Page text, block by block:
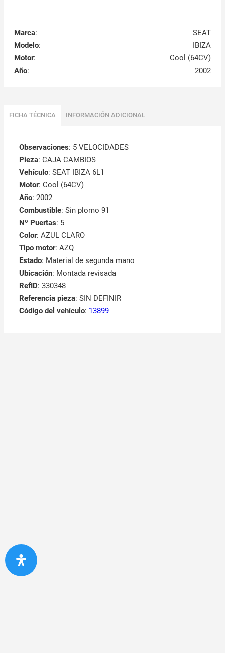
Marca:
SEAT
Modelo:
IBIZA
Motor:
Cool (64CV)
Año: 2002
FICHA TÉCNICA INFORMACIÓN ADICIONAL
Observaciones: 5 VELOCIDADES
Pieza: CAJA CAMBIOS
Vehículo: SEAT IBIZA 6L1
Motor: Cool (64CV)
Año: 2002
Combustible: Sin plomo 91
Nº Puertas: 5
Color: AZUL CLARO
Tipo motor: AZQ
Estado: Material de segunda mano
Ubicación: Montada revisada
RefID: 330348
Referencia pieza: SIN DEFINIR
Código del vehículo: 13899